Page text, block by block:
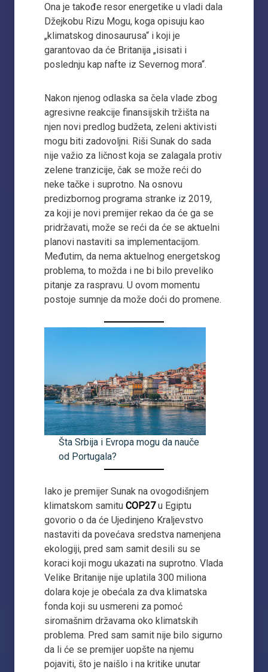
Ona je takođe resor energetike u vladi dala
Džejkobu Rizu Mogu, koga opisuju kao
„klimatskog dinosaurusa“ i koji je
garantovao da će Britanija „isisati i
poslednju kap nafte iz Severnog mora“.
Nakon njenog odlaska sa čela vlade zbog
agresivne reakcije finansijskih tržišta na
njen novi predlog budžeta, zeleni aktivisti
mogu biti zadovoljni. Riši Sunak do sada
nije važio za ličnost koja se zalagala protiv
zelene tranzicije, čak se može reći do
neke tačke i suprotno. Na osnovu
predizbornog programa stranke iz 2019,
za koji je novi premijer rekao da će ga se
pridržavati, može se reći da će se aktuelni
planovi nastaviti sa implementacijom.
Međutim, da nema aktuelnog energetskog
problema, to možda i ne bi bilo preveliko
pitanje za raspravu. U ovom momentu
postoje sumnje da može doći do promene.
Šta Srbija i Evropa mogu da nauče
od Portugala?
Iako je premijer Sunak na ovogodišnjem
klimatskom samitu COP27u Egiptu
govorio o da će Ujedinjeno Kraljevstvo
nastaviti da povećava sredstva namenjena
ekologiji, pred sam samit desili su se
koraci koji mogu ukazati na suprotno. Vlada
Velike Britanije nije uplatila 300 miliona
dolara koje je obećala za dva klimatska
fonda koji su usmereni za pomoć
siromašnim državama oko klimatskih
problema. Pred sam samit nije bilo sigurno
da li će se premijer uopšte na njemu
pojaviti, što je naišlo i na kritike unutar